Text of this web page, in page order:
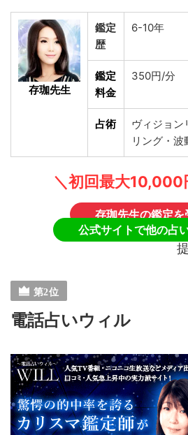
存珈先生
鑑定
歴
6-10年
鑑定
料金
350円/分
占術
ヴィジョン
リング・
＼初回最大10,000
存珈先生の鑑定を
公式サイトで他の占
電話占いウィル